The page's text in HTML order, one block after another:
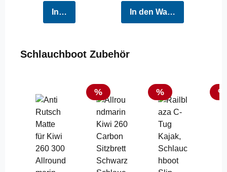
In den Warenkorb In den Warenkorb
Produktgalerie überspringen
Schlauchboot Zubehör
Rabatt
% Rabatt
% %